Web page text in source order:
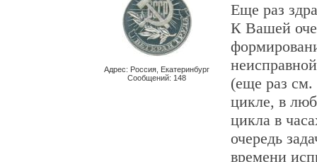
Адрес: Россия, Екатеринбург
Сообщений: 148
Еще раз
К Вашей
(еще раз
цикле, в
цикла в
очередь
времени